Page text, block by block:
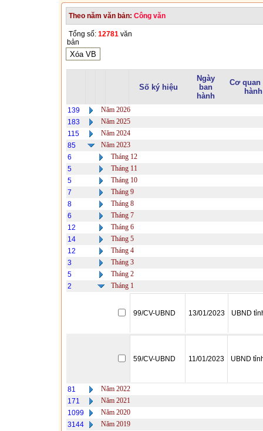
Theo năm văn bản: Công văn
Tổng số: 12781 văn
bản
Số ký hiệu
Ngày
ban
hành
Cơ quan
hành
139
Năm 2026
183
Năm 2025
115
Năm 2024
85
Năm 2023
6
Tháng 12
5
Tháng 11
5
Tháng 10
7
Tháng 9
8
Tháng 8
6
Tháng 7
12
Tháng 6
14
Tháng 5
12
Tháng 4
3
Tháng 3
5
Tháng 2
2
Tháng 1
99/CV-UBND 13/01/2023 UBND
59/CV-UBND 11/01/2023 UBND
81
Năm 2022
171
Năm 2021
1099
Năm 2020
3144
Năm 2019